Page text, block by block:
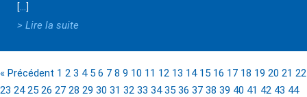
[…]
> Lire la suite
« Précédent 1 2 3 4 5 6 7 8 9 10 11 12 13 14 15 16 17 18 19 20 21 22
23 24 25 26 27 28 29 30 31 32 33 34 35 36 37 38 39 40 41 42 43 44